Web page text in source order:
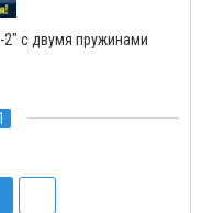
Д" с доводчиком